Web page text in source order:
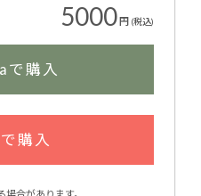
5000円 (税込)
で購入
購入
合があります。